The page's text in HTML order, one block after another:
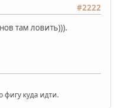
#2222
там ловить))).
фигу куда идти.